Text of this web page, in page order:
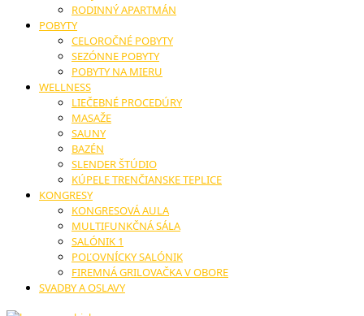
RODINNÝ APARTMÁN
POBYTY
CELOROČNÉ POBYTY
SEZÓNNE POBYTY
POBYTY NA MIERU
WELLNESS
LIEČEBNÉ PROCEDÚRY
MASAŽE
SAUNY
BAZÉN
SLENDER ŠTÚDIO
KÚPELE TRENČIANSKE TEPLICE
KONGRESY
KONGRESOVÁ AULA
MULTIFUNKČNÁ SÁLA
SALÓNIK 1
POĽOVNÍCKY SALÓNIK
FIREMNÁ GRILOVAČKA V OBORE
SVADBY A OSLAVY